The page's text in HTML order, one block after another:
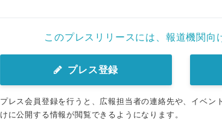
このプレスリリースには、報道機関向
プレス登録
プレス会員登録を行うと、広報担当者の連絡先や、イベン
けに公開する情報が閲覧できるようになります。